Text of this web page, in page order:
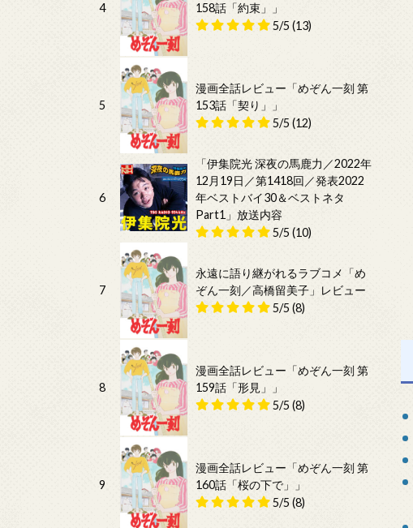
4
158話「約束」」
5/5 (13)
5
漫画全話レビュー「めぞん一刻 第
153話「契り」」
5/5 (12)
6
「伊集院光 深夜の馬鹿力／2022年
12月19日／第1418回／発表2022
年ベストバイ30＆ベストネタ
Part1」放送内容
5/5 (10)
7
永遠に語り継がれるラブコメ「め
ぞん一刻／高橋留美子」レビュー
5/5 (8)
8
漫画全話レビュー「めぞん一刻 第
159話「形見」」
5/5 (8)
9
漫画全話レビュー「めぞん一刻 第
160話「桜の下で」」
5/5 (8)